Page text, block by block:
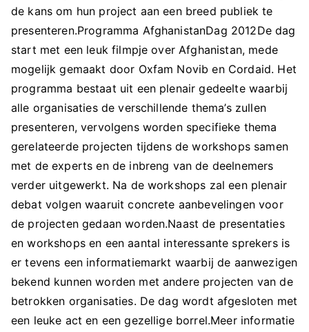
de kans om hun project aan een breed publiek te
presenteren.Programma AfghanistanDag 2012De dag
start met een leuk filmpje over Afghanistan, mede
mogelijk gemaakt door Oxfam Novib en Cordaid. Het
programma bestaat uit een plenair gedeelte waarbij
alle organisaties de verschillende thema’s zullen
presenteren, vervolgens worden specifieke thema
gerelateerde projecten tijdens de workshops samen
met de experts en de inbreng van de deelnemers
verder uitgewerkt. Na de workshops zal een plenair
debat volgen waaruit concrete aanbevelingen voor
de projecten gedaan worden.Naast de presentaties
en workshops en een aantal interessante sprekers is
er tevens een informatiemarkt waarbij de aanwezigen
bekend kunnen worden met andere projecten van de
betrokken organisaties. De dag wordt afgesloten met
een leuke act en een gezellige borrel.Meer informatie